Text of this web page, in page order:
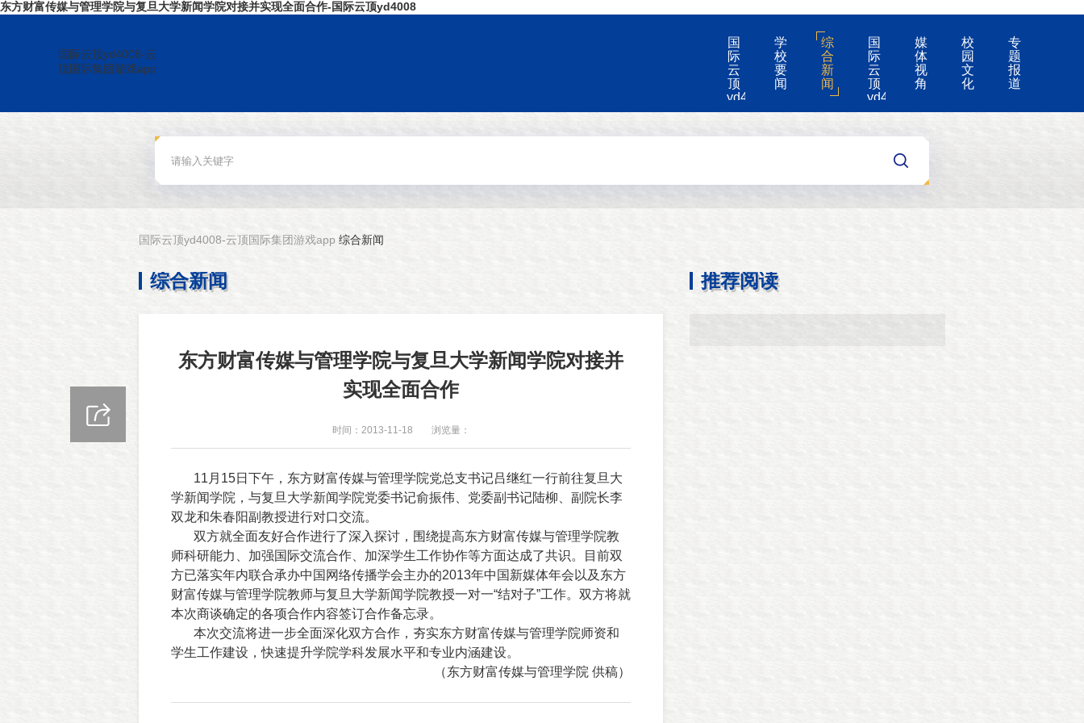
东方财富传媒与管理学院与复旦大学新闻学院对接并实现全面合作-国际云顶yd4008
国际云顶yd4008-云
顶国际集团游戏app
国
际
云
顶
yd4008-
云
国
戏
学
校
要
闻
综
合
新
闻
国
际
云
顶
yd4008
的
告
媒
体
视
角
校
园
文
化
专
题
报
道
国际云顶yd4008-云顶国际集团游戏app 综合新闻
综合新闻
东方财富传媒与管理学院与复旦大学新闻学院对接并
实现全面合作
时间：2013-11-18 浏览量：
11月15日下午，东方财富传媒与管理学院党总支书记吕继红一行前往复旦大
学新闻学院，与复旦大学新闻学院党委书记俞振伟、党委副书记陆柳、副院长李
双龙和朱春阳副教授进行对口交流。
双方就全面友好合作进行了深入探讨，围绕提高东方财富传媒与管理学院教
师科研能力、加强国际交流合作、加深学生工作协作等方面达成了共识。目前双
方已落实年内联合承办中国网络传播学会主办的2013年中国新媒体年会以及东方
财富传媒与管理学院教师与复旦大学新闻学院教授一对一“结对子”工作。双方将就
本次商谈确定的各项合作内容签订合作备忘录。
本次交流将进一步全面深化双方合作，夯实东方财富传媒与管理学院师资和
学生工作建设，快速提升学院学科发展水平和专业内涵建设。
（东方财富传媒与管理学院 供稿）
推荐阅读